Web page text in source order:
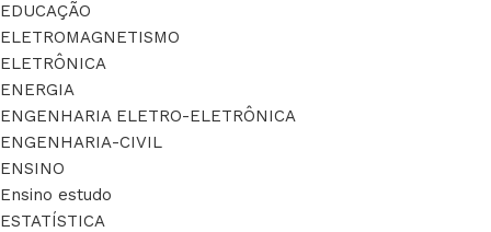
EDUCAÇÃO
ELETROMAGNETISMO
ELETRÔNICA
ENERGIA
ENGENHARIA ELETRO-ELETRÔNICA
ENGENHARIA-CIVIL
ENSINO
Ensino estudo
ESTATÍSTICA